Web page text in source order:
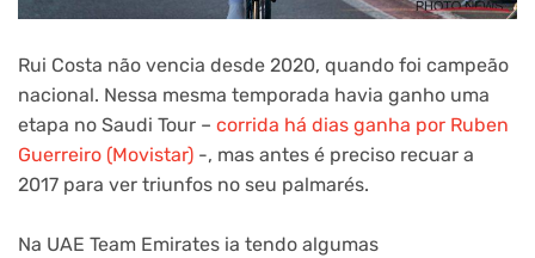
Rui Costa não vencia desde 2020, quando foi campeão
nacional. Nessa mesma temporada havia ganho uma
etapa no Saudi Tour – corrida há dias ganha por Ruben
Guerreiro (Movistar) -, mas antes é preciso recuar a
2017 para ver triunfos no seu palmarés.
Na UAE Team Emirates ia tendo algumas